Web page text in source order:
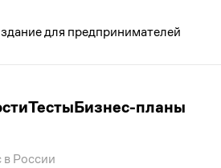
для предпринимателей
ТестыБизнес-планы
в России